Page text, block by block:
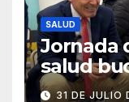
SALUD
Jornada
salud
31 DE JULIO